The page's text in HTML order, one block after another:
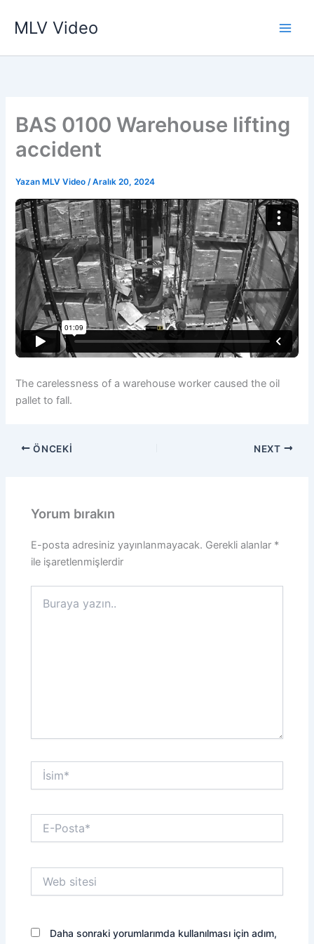
atlaMLV Video
BAS 0100 Warehouse lifting
accident
Yazan MLV Video/Aralık 20, 2024
The carelessness of a warehouse worker caused the oil
pallet to fall.
ÖNCEKI NEXT
Yorum bırakın
E-posta adresiniz yayınlanmayacak. Gerekli alanlar *
ile işaretlenmişlerdir
yazın..
İsim*
Posta*
sitesi
Daha sonraki yorumlarımda kullanılması için adım,